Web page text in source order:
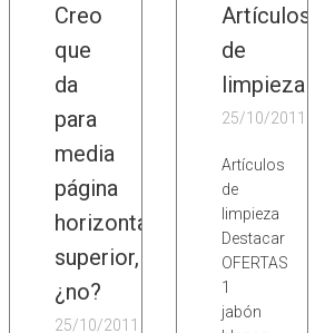
Creo
que
da
para
media
página
horizontal
superior,
¿no?
25/10/2011
Artículos
de
limpieza
25/10/2011
Artículos
de
limpieza
Destacar
OFERTAS
1
jabón